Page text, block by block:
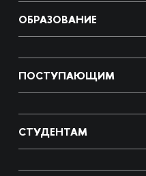
ОБРАЗОВАНИЕ
ПОСТУПАЮЩИМ
СТУДЕНТАМ